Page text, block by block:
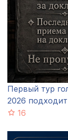
Первый тур
2026
16